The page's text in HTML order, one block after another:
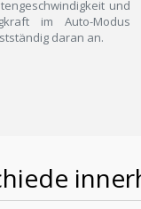
und
im Auto-Modus
daran an.